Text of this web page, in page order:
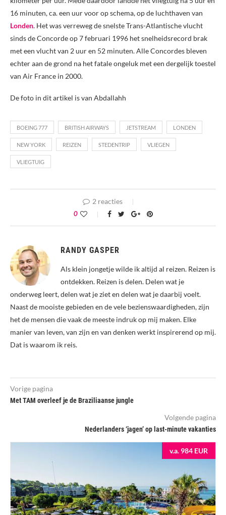
16 minuten, ca. een uur voor op schema, op de luchthaven van
Londen. Het was verreweg de snelste Trans-Atlantische vlucht
sinds de Concorde op 7 februari 1996 het snelheidsrecord brak
met een vlucht van 2 uur en 52 minuten. Alle Concordes bleven
echter aan de grond na het fatale ongeluk met een dergelijk toestel
van Air France in 2000.
De foto in dit artikel is van Abdallahh
BOEING 777 BRITISH AIRWAYS JETSTREAM LONDEN
NEW YORK REIZEN STEDENTRIP VLIEGEN
VLIEGTUIG
2 reacties
0
RANDY GASPER
Als klein jongetje wilde ik altijd al reizen. Reizen is
ontdekken. Reizen is delen. Delen wat je
onderweg leert, delen wat je ziet en delen wat je daarbij voelt.
Naast de mooiste gebieden en de vele bezienswaardigheden, zijn
het de mensen die vaak de meeste indruk op mij maken. Elke
manier van leven, van zijn en van denken werkt inspirerend op mij.
Dat is waarom ik reis.
Vorige pagina
Met TAM overleef je de Braziliaanse jungle
Volgende pagina
Nederlanders ‘jagen’ op last-minute vakanties
v.a. 984 EUR